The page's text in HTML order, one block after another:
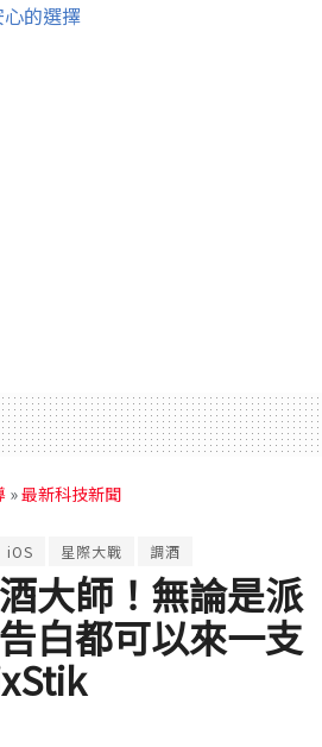
的選擇
»最新科技新聞
iOS 星際大戰 調酒
大師！無論是派
白都可以來一支